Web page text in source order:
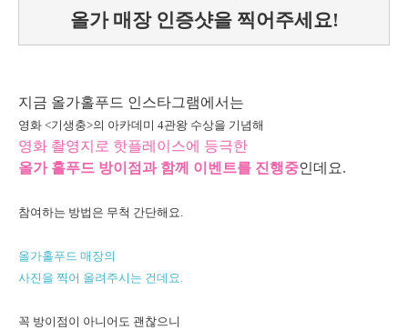
올가 매장 인증샷을 찍어주세요!
지금 올가홀푸드 인스타그램에서는
영화 <기생충>의 아카데미 4관왕 수상을 기념해
영화 촬영지로 핫플레이스에 등극한
올가 홀푸드 방이점과 함께 이벤트를 진행중인데요.
참여하는 방법은 무척 간단해요.
올가홀푸드 매장의
사진을 찍어 올려주시는 건데요.
꼭 방이점이 아니어도 괜찮으니